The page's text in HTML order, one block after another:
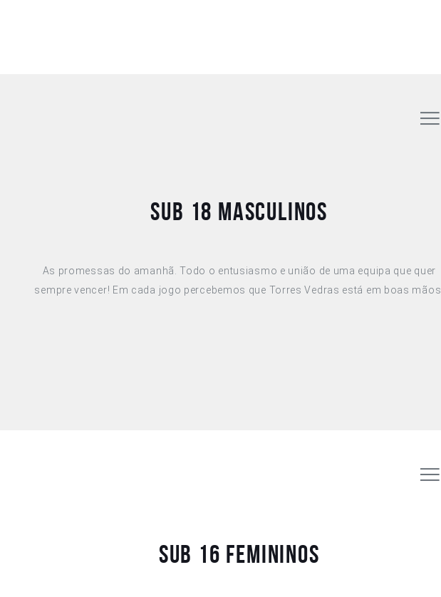
Sub 18 Masculinos
As promessas do amanhã. Todo o entusiasmo e união de uma equipa que quer
sempre vencer! Em cada jogo percebemos que Torres Vedras está em boas mãos.
Sub 16 Femininos